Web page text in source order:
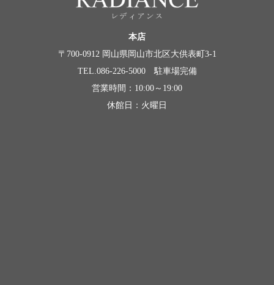
本店
〒700-0912 岡山県岡山市北区大供表町3-1
TEL.086-226-5000 駐車場完備
営業時間：10:00～19:00
休館日：火曜日